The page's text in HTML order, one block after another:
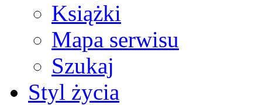
Książki
Mapa serwisu
Szukaj
Styl życia